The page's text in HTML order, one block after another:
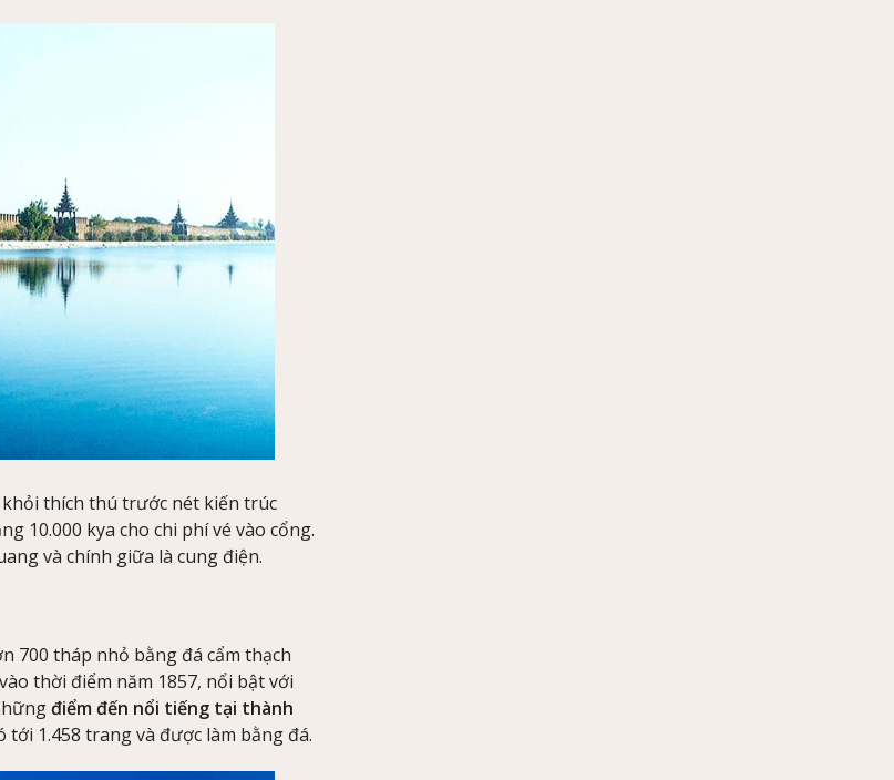
thích thú trước nét kiến trúc
10.000 kya cho chi phí vé vào cổng.
và chính giữa là cung điện.
700 tháp nhỏ bằng đá cẩm thạch
thời điểm năm 1857, nổi bật với
điểm đến nổi tiếng tại thành
1.458 trang và được làm bằng đá.